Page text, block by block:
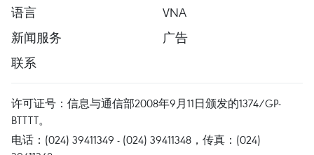
语言
VNA
新闻服务
广告
联系
许可证号：信息与通信部2008年9月11日颁发的1374/GP-
BTTTT。
电话：(024) 39411349 - (024) 39411348，传真：(024)